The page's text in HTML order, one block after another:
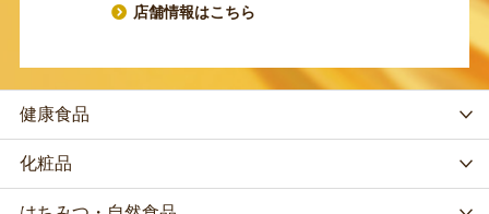
店舗情報はこちら
健康食品
化粧品